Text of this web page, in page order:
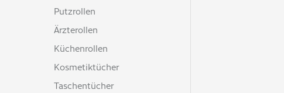
Putzrollen
Ärzterollen
Küchenrollen
Kosmetiktücher
Taschentücher